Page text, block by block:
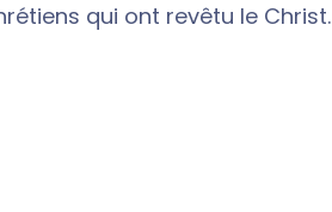
qui ont revêtu le Christ.